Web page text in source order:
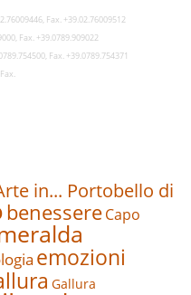
Fax. +39.02.76009512
Fax. +39.0789.909022
Fax. +39.0789.754371
in... Portobello di
benessereCapo
emozioni
Gallura